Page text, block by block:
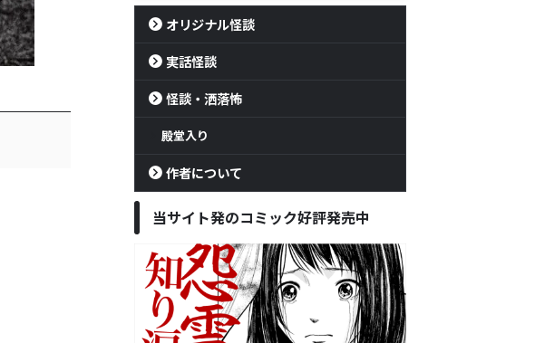
オリジナル怪談
実話怪談
怪談・洒落怖
殿堂入り
作者について
当サイト発のコミック好評発売中